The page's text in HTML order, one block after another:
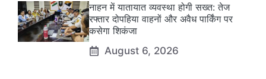
नाहन में यातायात व्यवस्था होगी सख्त: तेज
रफ्तार दोपहिया वाहनों और अवैध पार्किंग पर
कसेगा शिकंजा
August 6, 2026